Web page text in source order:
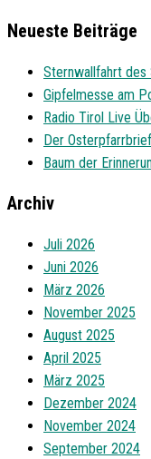
Neueste Beiträge
Sternwallfahrt des
Gipfelmesse am
Radio Tirol Live
Der
Baum der
Archiv
Juli 2026
Juni 2026
März 2026
November 2025
August 2025
April 2025
März 2025
Dezember 2024
November 2024
September 2024